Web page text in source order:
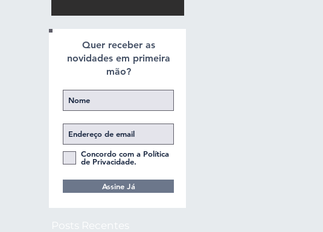
Quer receber as
novidades em primeira
mão?
Concordo com a Política
de Privacidade.
Assine Já
Posts Recentes